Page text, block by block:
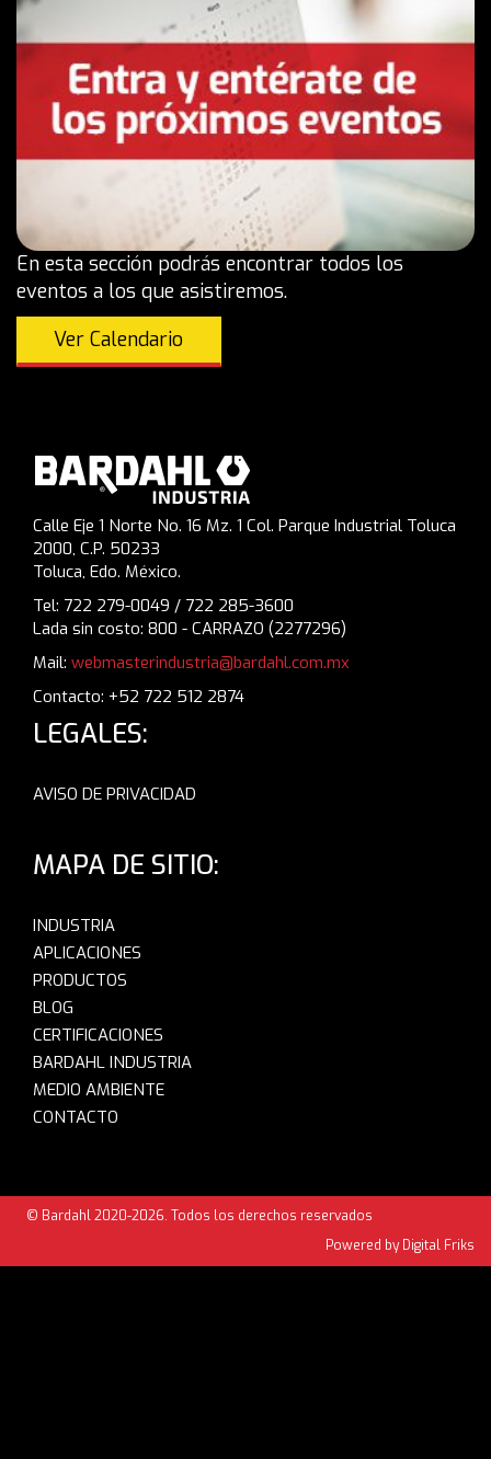
En esta sección podrás encontrar todos los
eventos a los que asistiremos.
Ver Calendario
Calle Eje 1 Norte No. 16 Mz. 1 Col. Parque Industrial Toluca
2000, C.P. 50233
Toluca, Edo. México.
Tel: 722 279-0049 / 722 285-3600
Lada sin costo: 800 - CARRAZO (2277296)
Mail: webmasterindustria@bardahl.com.mx
Contacto: +52 722 512 2874
LEGALES:
AVISO DE PRIVACIDAD
MAPA DE SITIO:
INDUSTRIA
APLICACIONES
PRODUCTOS
BLOG
CERTIFICACIONES
BARDAHL INDUSTRIA
MEDIO AMBIENTE
CONTACTO
© Bardahl 2020-2026. Todos los derechos reservados
Powered by Digital Friks